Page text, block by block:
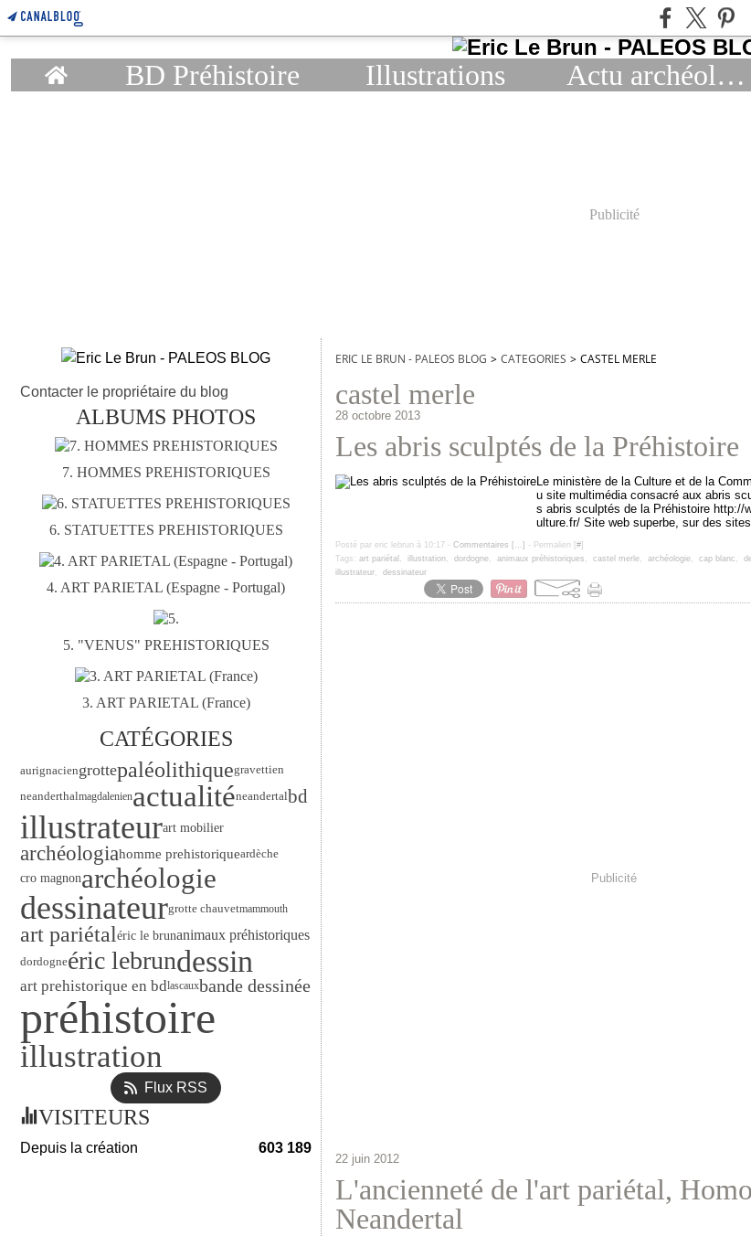
Home BD Préhistoire Illustrations Actu archéologie
Publicité
Contacter le propriétaire du blog
ALBUMS PHOTOS
7. HOMMES PREHISTORIQUES
6. STATUETTES PREHISTORIQUES
4. ART PARIETAL (Espagne - Portugal)
5. "VENUS" PREHISTORIQUES
3. ART PARIETAL (France)
CATÉGORIES
aurignaciengrottepaléolithiquegravettien
neanderthalmagdalenienactualiténeandertalbd
illustrateurart mobilier
archéologiahomme prehistoriqueardèche
cro magnonarchéologie
dessinateurgrotte chauvetmammouth
art pariétaléric le brunanimaux préhistoriques
dordogneéric lebrundessin
art prehistorique en bdlascauxbande dessinée
préhistoire
illustration
Flux RSS
VISITEURS
Depuis la création 603 189
ERIC LE BRUN - PALEOS BLOG > CATEGORIES > CASTEL MERLE
castel merle
28 octobre 2013
Les abris sculptés de la Préhistoire
Le ministère de la Culture et de la
u site multimédia consacré aux abris
s abris sculptés de la Préhistoire http://
ulture.fr/ Site web superbe, sur des
Posté par eric lebrun à 10:17 - Commentaires [ …] - Permalien [ #]
Tags: art pariétal , illustration, dordogne, animaux préhistoriques , castel merle, archéologie, cap blanc ,
illustrateur, dessinateur
Publicité
22 juin 2012
L'ancienneté de l'art pariétal,
Neandertal